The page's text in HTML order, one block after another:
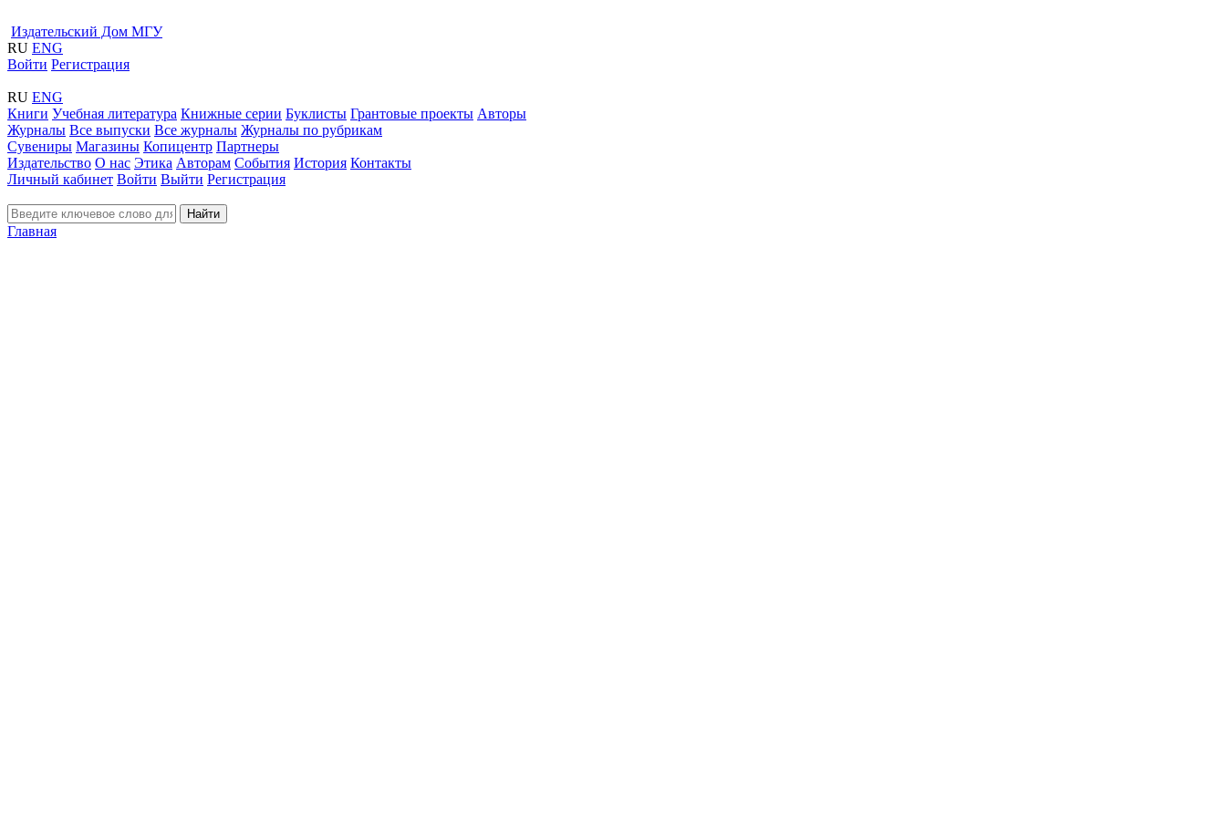
Издательский Дом МГУ
RU ENG
Войти Регистрация
RU ENG
Книги Учебная литература Книжные серии Буклисты Грантовые проекты Авторы
Журналы Все выпуски Все журналы Журналы по рубрикам
Сувениры Магазины Копицентр Партнеры
Издательство О нас Этика Авторам События История Контакты
Личный кабинет Войти Выйти Регистрация
Найти
Главная